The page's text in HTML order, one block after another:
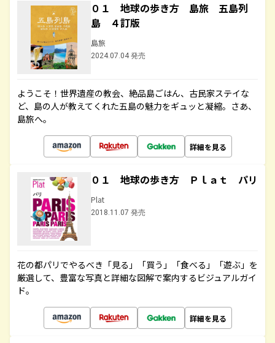
０１ 地球の歩き方 島旅 五島列
島 ４訂版
島旅
2024.07.04 発売
ようこそ！世界遺産の教会、絶品島ごはん、古民家ステイな
ど、島の人が教えてくれた五島の魅力をギュッと凝縮。さあ、
島旅へ。
詳細を見る
０１ 地球の歩き方 Ｐｌａｔ パリ
Plat
2018.11.07 発売
花の都パリでやるべき「見る」「買う」「食べる」「遊ぶ」を
厳選して、豊富な写真と詳細な図解で案内するビジュアルガイ
ド。
詳細を見る